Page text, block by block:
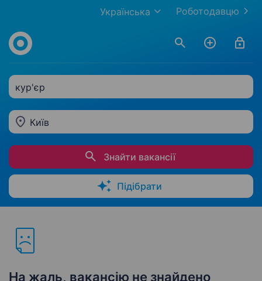
Роботодавцю
Українська
кур'єр
Київ
Знайти вакансії
Підібрати
На жаль, вакансію не знайдено